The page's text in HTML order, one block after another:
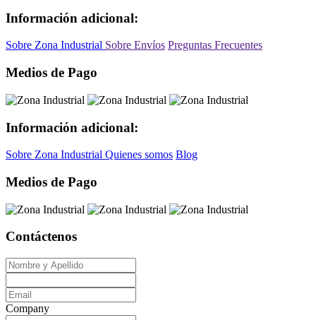
Información adicional:
Sobre Zona Industrial Sobre Envíos Preguntas Frecuentes
Medios de Pago
Información adicional:
Sobre Zona Industrial Quienes somos Blog
Medios de Pago
Contáctenos
Company